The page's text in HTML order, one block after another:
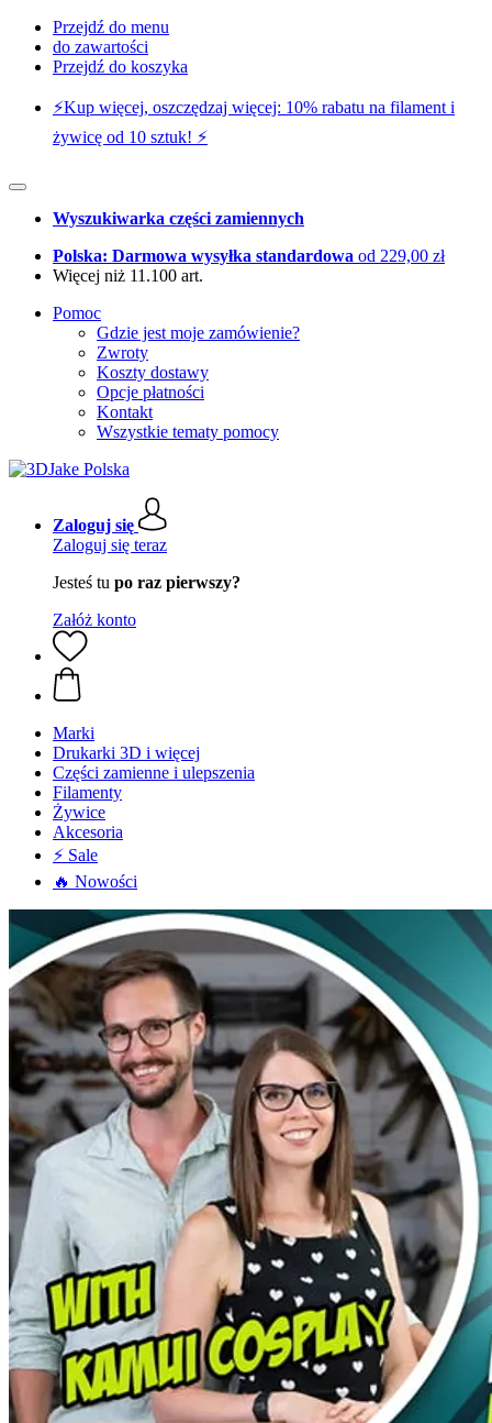
Przejdź do menu
do zawartości
Przejdź do koszyka
⚡️Kup więcej, oszczędzaj więcej: 10% rabatu na filament i
żywicę od 10 sztuk! ⚡️
Wyszukiwarka części zamiennych
Polska: Darmowa wysyłka standardowa od 229,00 zł
Więcej niż 11.100 art.
Pomoc
Gdzie jest moje zamówienie?
Zwroty
Koszty dostawy
Opcje płatności
Kontakt
Wszystkie tematy pomocy
Zaloguj się
Zaloguj się teraz
Jesteś tu po raz pierwszy?
Załóż konto
Marki
Drukarki 3D i więcej
Części zamienne i ulepszenia
Filamenty
Żywice
Akcesoria
⚡ Sale
🔥 Nowości